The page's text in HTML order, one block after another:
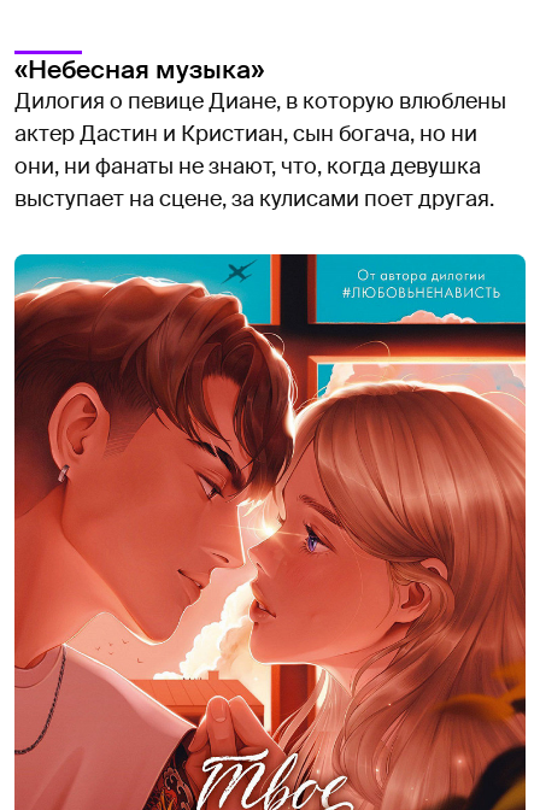
«Небесная музыка»
Дилогия о певице Диане, в которую влюблены
актер Дастин и Кристиан, сын богача, но ни
они, ни фанаты не знают, что, когда девушка
выступает на сцене, за кулисами поет другая.